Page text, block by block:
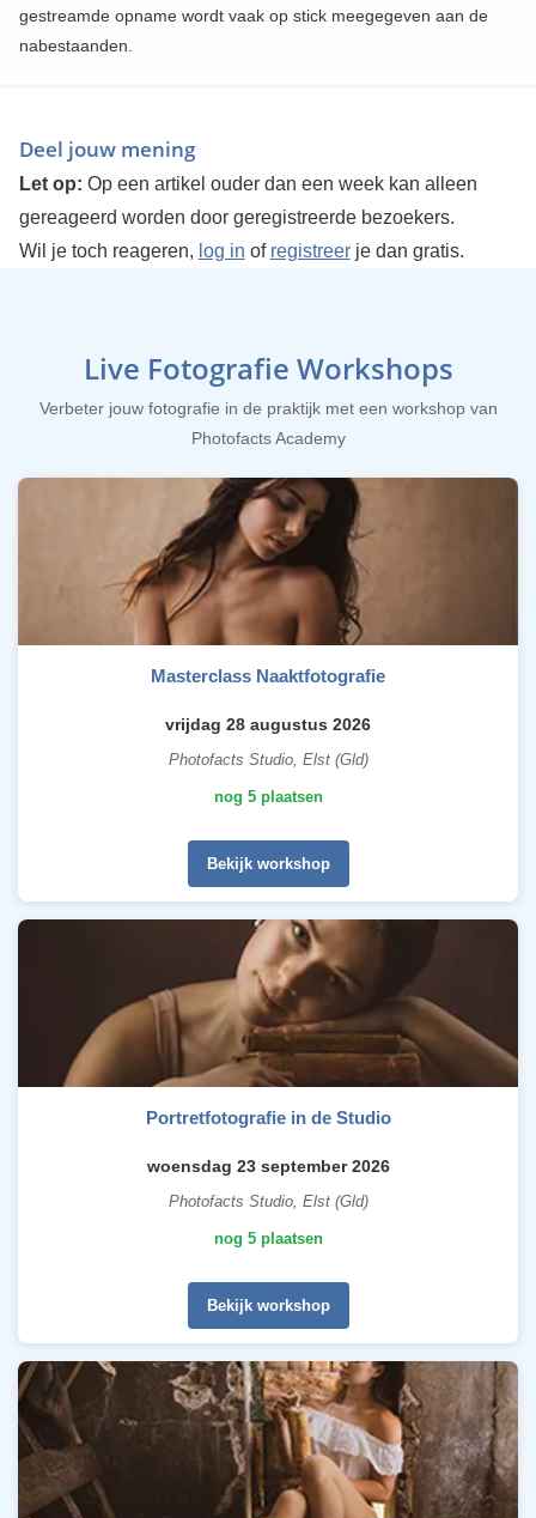
gestreamde opname wordt vaak op stick meegegeven aan de
nabestaanden.
Deel jouw mening
Let op: Op een artikel ouder dan een week kan alleen
gereageerd worden door geregistreerde bezoekers.
Wil je toch reageren, log in of registreerje dan gratis.
Live Fotografie Workshops
Verbeter jouw fotografie in de praktijk met een workshop van
Photofacts Academy
Masterclass Naaktfotografie
vrijdag 28 augustus 2026
Photofacts Studio, Elst (Gld)
nog 5 plaatsen
Bekijk workshop
Portretfotografie in de Studio
woensdag 23 september 2026
Photofacts Studio, Elst (Gld)
nog 5 plaatsen
Bekijk workshop